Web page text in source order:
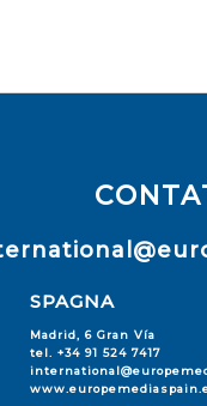
SPAGNA
Madrid, 6 Gran Vía
tel. +34 91 524 7417